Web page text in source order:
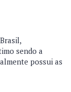
sendo a
possui as